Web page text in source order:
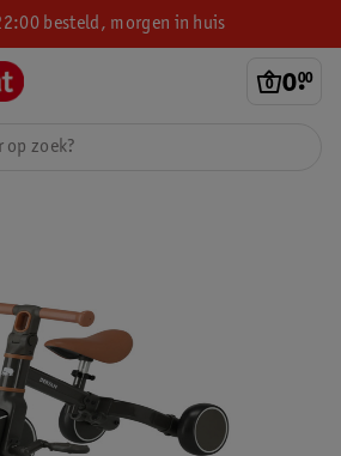
besteld, morgen in huis
0.
00